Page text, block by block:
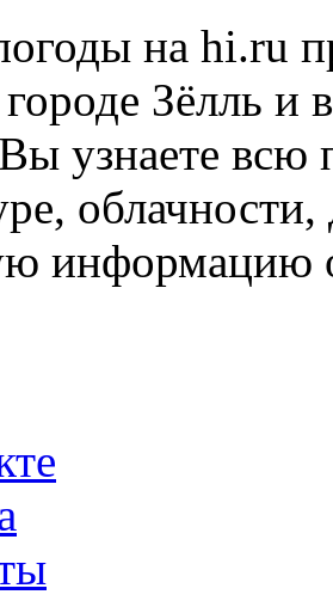
на hi.ru
Зёлль и
узнаете
информацию